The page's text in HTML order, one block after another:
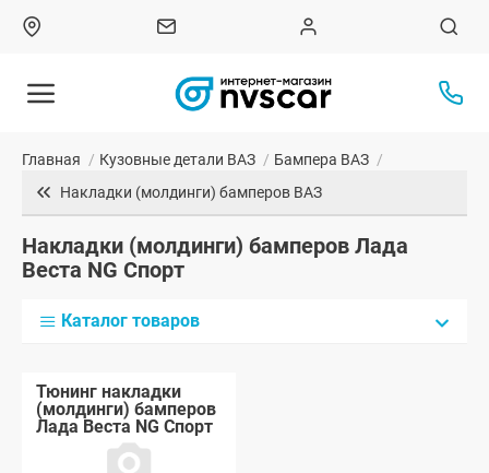
Главная / Кузовные детали ВАЗ / Бампера ВАЗ /
Накладки (молдинги) бамперов ВАЗ
Накладки (молдинги) бамперов Лада
Веста NG Спорт
Каталог товаров
Тюнинг накладки
(молдинги) бамперов
Лада Веста NG Спорт